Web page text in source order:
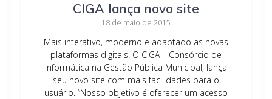
CIGA lança novo site
18 de maio de 2015
Mais interativo, moderno e adaptado as novas
plataformas digitais. O CIGA – Consórcio de
Informática na Gestão Pública Municipal, lança
seu novo site com mais facilidades para o
usuário. “Nosso objetivo é oferecer um acesso